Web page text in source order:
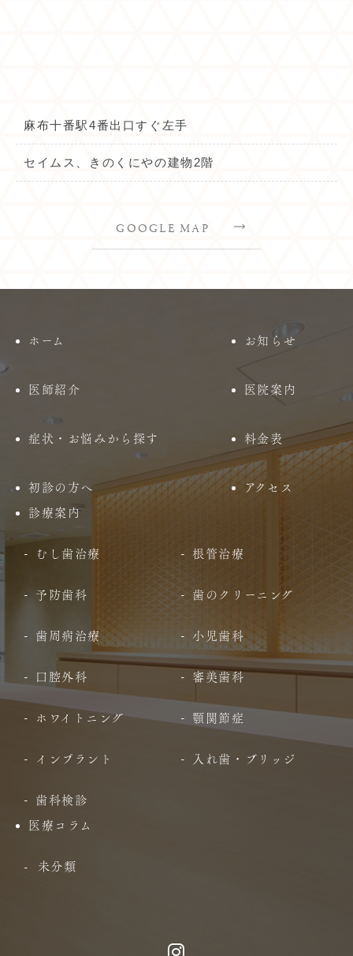
麻布十番駅4番出口すぐ左手
セイムス、きのくにやの建物2階
GOOGLE MAP
ホーム お知らせ
医師紹介 医院案内
症状・お悩みから探す 料金表
初診の方へ アクセス
診療案内
むし歯治療 根管治療
予防歯科 歯のクリーニング
歯周病治療 小児歯科
口腔外科 審美歯科
ホワイトニング 顎関節症
インプラント 入れ歯・ブリッジ
歯科検診
医療コラム
未分類